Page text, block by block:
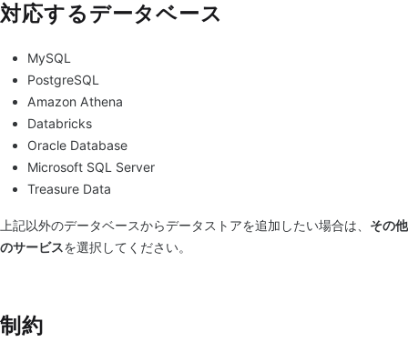
対応するデータベース
MySQL
PostgreSQL
Amazon Athena
Databricks
Oracle Database
Microsoft SQL Server
Treasure Data
上記以外のデータベースからデータストアを追加したい場合は、 その他
のサービスを選択してください。
制約